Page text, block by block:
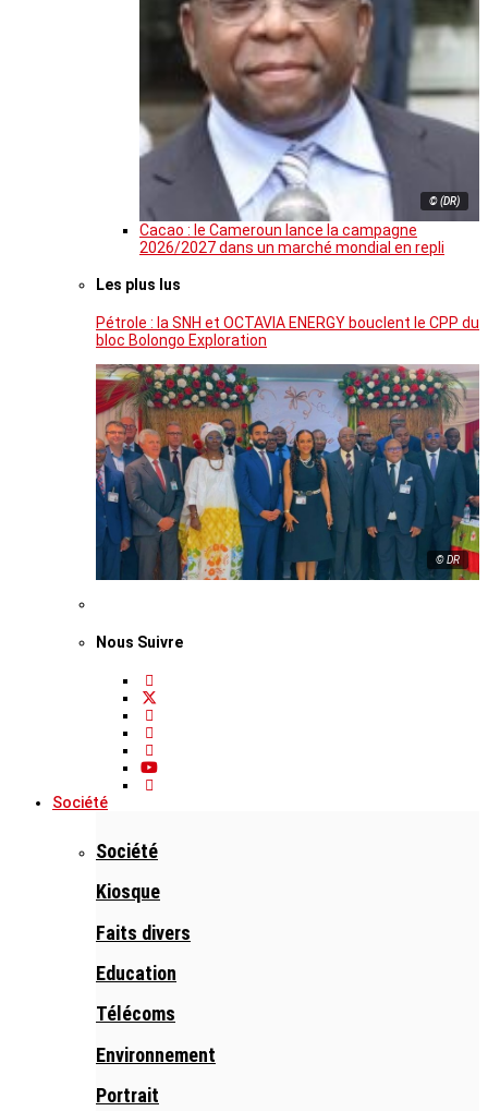
© (DR)
Cacao : le Cameroun lance la campagne
2026/2027 dans un marché mondial en repli
Les plus lus
Pétrole : la SNH et OCTAVIA ENERGY bouclent le CPP du
bloc Bolongo Exploration
© DR
Nous Suivre
Société
Société
Kiosque
Faits divers
Education
Télécoms
Environnement
Portrait